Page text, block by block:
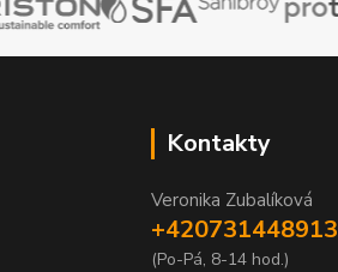
Kontakty
Veronika Zubalíková
+420731448913
(Po-Pá, 8-14 hod.)